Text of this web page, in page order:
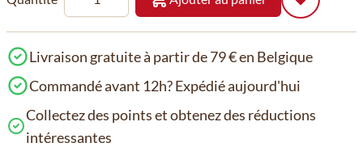
Livraison gratuite à partir de 79 € en Belgique
Commandé avant 12h? Expédié aujourd'hui
Collectez des points et obtenez des réductions
intéressantes